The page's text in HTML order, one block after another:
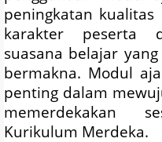
peningkatan
karakter peserta
suasana belajar
bermakna. Modul
penting dalam
memerdekakan
Kurikulum Merdeka.